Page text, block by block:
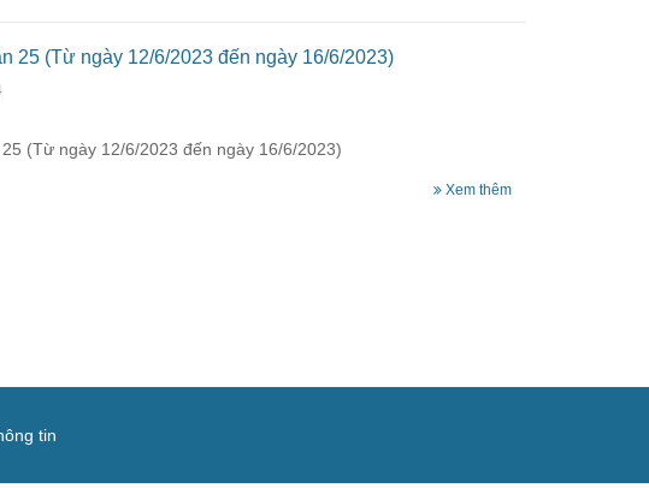
25 (Từ ngày 12/6/2023 đến ngày 16/6/2023)
(Từ ngày 12/6/2023 đến ngày 16/6/2023)
Xem thêm
tin